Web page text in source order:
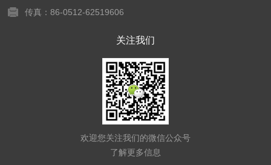
传真：86-0512-62519606
关注我们
欢迎您关注我们的微信公众号
了解更多信息